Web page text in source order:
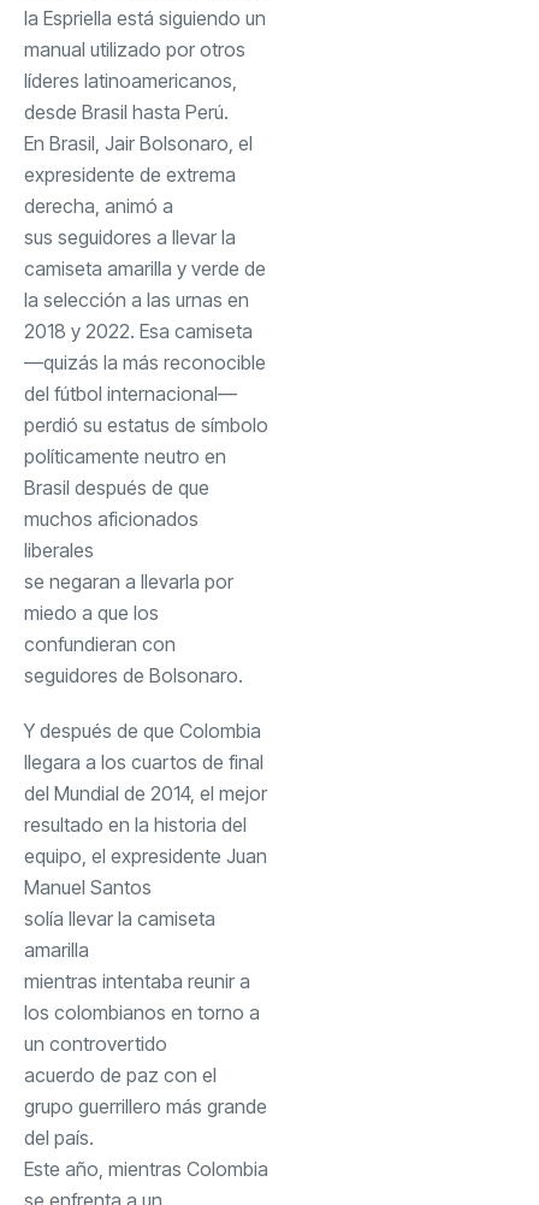
la Espriella está siguiendo un
manual utilizado por otros
líderes latinoamericanos,
desde Brasil hasta Perú.
En Brasil, Jair Bolsonaro, el
expresidente de extrema
derecha, animó a
sus seguidores a llevar la
camiseta amarilla y verde de
la selección a las urnas en
2018 y 2022. Esa camiseta
—quizás la más reconocible
del fútbol internacional—
perdió su estatus de símbolo
políticamente neutro en
Brasil después de que
muchos aficionados
liberales
se negaran a llevarla por
miedo a que los
confundieran con
seguidores de Bolsonaro.
Y después de que Colombia
llegara a los cuartos de final
del Mundial de 2014, el mejor
resultado en la historia del
equipo, el expresidente Juan
Manuel Santos
solía llevar la camiseta
amarilla
mientras intentaba reunir a
los colombianos en torno a
un controvertido
acuerdo de paz con el
grupo guerrillero más grande
del país.
Este año, mientras Colombia
se enfrenta a un